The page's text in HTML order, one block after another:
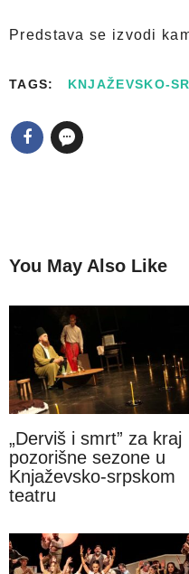
Predstava se izvodi
TAGS: KNJAŽEVSKO-
You May Also Like
„Derviš i smrt” za kraj
pozorišne sezone u
Knjaževsko-srpskom
teatru